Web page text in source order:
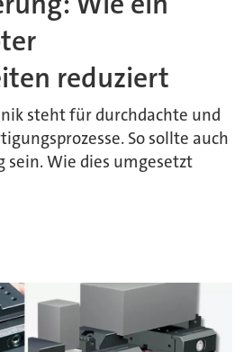
reduziert
steht für durchdachte und
So sollte auch
Wie dies umgesetzt